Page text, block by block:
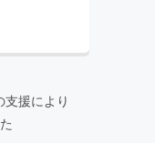
支援により